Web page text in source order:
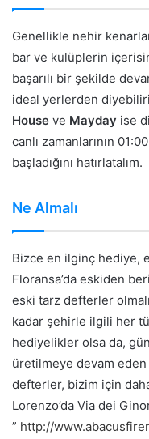
Genellikle nehir
bar ve kulüplerin
başarılı bir şekilde
ideal yerlerden
House ve Mayday ise
canlı zamanlarının
başladığını hatırlatalım.
Ne Almalı
Bizce en ilginç hediye,
Floransa’da eskiden
eski tarz defterler
kadar şehirle ilgili her
hediyelikler olsa da,
üretilmeye devam eden
defterler, bizim için
Lorenzo’da Via dei
” http://